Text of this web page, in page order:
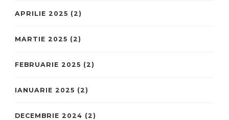
APRILIE 2025 (2)
MARTIE 2025 (2)
FEBRUARIE 2025 (2)
IANUARIE 2025 (2)
DECEMBRIE 2024 (2)